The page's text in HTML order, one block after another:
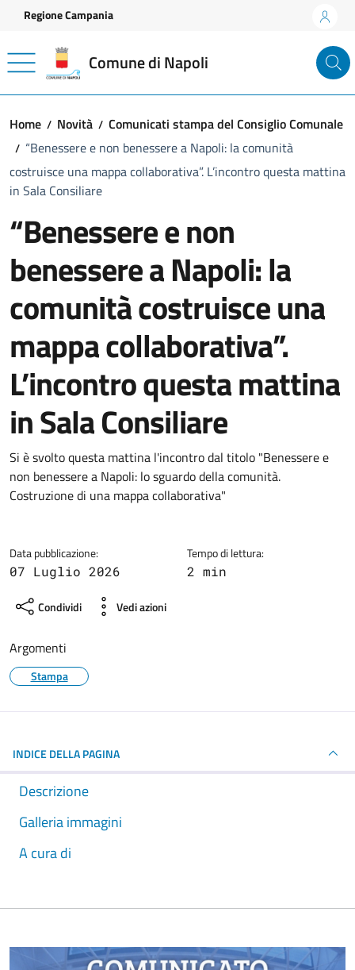
Vai ai contenuti
Vai al footer
Regione Campania
Comune di Napoli
Home Novità
Comunicati stampa del Consiglio Comunale
“Benessere e non benessere a Napoli: la comunità
costruisce una mappa collaborativa”. L’incontro questa mattina
in Sala Consiliare
“Benessere e non
benessere a Napoli: la
comunità costruisce una
mappa collaborativa”.
L’incontro questa mattina
in Sala Consiliare
Dettagli della notizia
Si è svolto questa mattina l'incontro dal titolo "Benessere e
non benessere a Napoli: lo sguardo della comunità.
Costruzione di una mappa collaborativa"
Data pubblicazione:
07 Luglio 2026
Tempo di lettura:
2 min
Condividi Vedi azioni
Argomenti
Stampa
INDICE DELLA PAGINA
Descrizione
Galleria immagini
A cura di